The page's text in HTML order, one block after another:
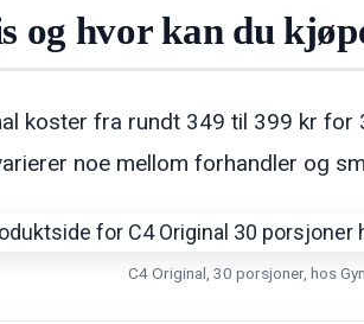
og hvor kan du
koster fra rundt 349 til 399 kr
noe mellom forhandler og
C4 Original, 30 porsjoner, hos